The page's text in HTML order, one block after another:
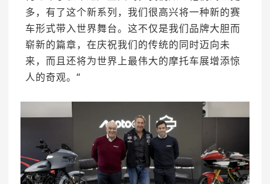
多，有了这个新系列，我们很高兴将一种新的赛
车形式带入世界舞台。这不仅是我们品牌大胆而
崭新的篇章，在庆祝我们的传统的同时迈向未
来，而且还将为世界上最伟大的摩托车展增添惊
人的奇观。“